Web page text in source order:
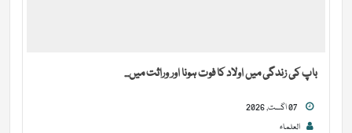
باپ کی زندگی میں اولاد کا فوت ہونا اور وراثت میں...
العلماء